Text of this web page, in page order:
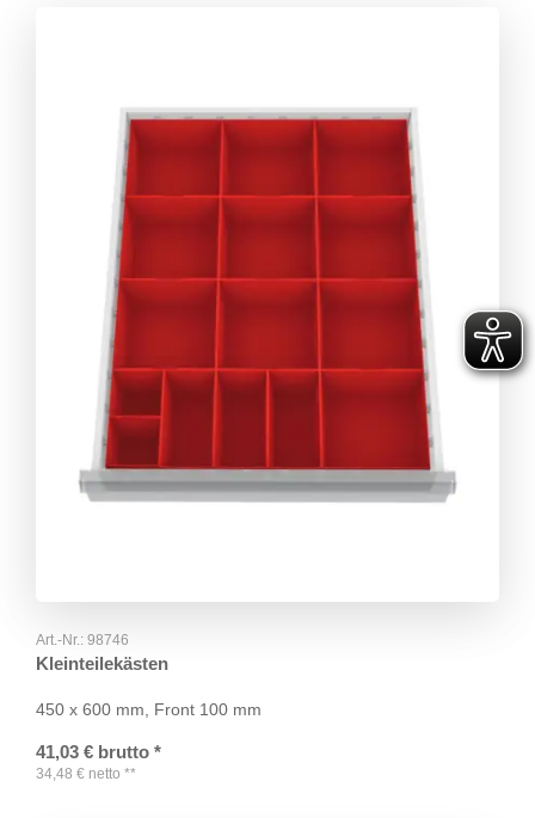
Art.-Nr.: 98746
Kleinteilekästen
450 x 600 mm, Front 100 mm
41,03 € brutto *
34,48 € netto **